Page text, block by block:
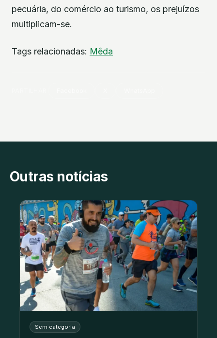
pecuária, do comércio ao turismo, os prejuízos
multiplicam-se.
Tags relacionadas: Mêda
Outras notícias
Sem categoria